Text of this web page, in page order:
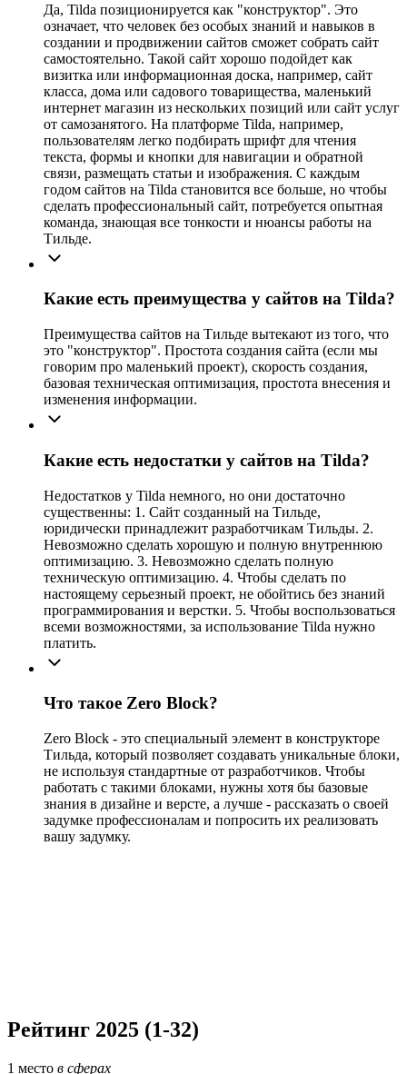
Да, Tilda позиционируется как "конструктор". Это
означает, что человек без особых знаний и навыков в
создании и продвижении сайтов сможет собрать сайт
самостоятельно. Такой сайт хорошо подойдет как
визитка или информационная доска, например, сайт
класса, дома или садового товарищества, маленький
интернет магазин из нескольких позиций или сайт услуг
от самозанятого. На платформе Tilda, например,
пользователям легко подбирать шрифт для чтения
текста, формы и кнопки для навигации и обратной
связи, размещать статьи и изображения. С каждым
годом сайтов на Tilda становится все больше, но чтобы
сделать профессиональный сайт, потребуется опытная
команда, знающая все тонкости и нюансы работы на
Тильде.
Какие есть преимущества у сайтов на Tilda?
Преимущества сайтов на Тильде вытекают из того, что
это "конструктор". Простота создания сайта (если мы
говорим про маленький проект), скорость создания,
базовая техническая оптимизация, простота внесения и
изменения информации.
Какие есть недостатки у сайтов на Tilda?
Недостатков у Tilda немного, но они достаточно
существенны: 1. Сайт созданный на Тильде,
юридически принадлежит разработчикам Тильды. 2.
Невозможно сделать хорошую и полную внутреннюю
оптимизацию. 3. Невозможно сделать полную
техническую оптимизацию. 4. Чтобы сделать по
настоящему серьезный проект, не обойтись без знаний
программирования и верстки. 5. Чтобы воспользоваться
всеми возможностями, за использование Tilda нужно
платить.
Что такое Zero Block?
Zero Block - это специальный элемент в конструкторе
Тильда, который позволяет создавать уникальные блоки,
не используя стандартные от разработчиков. Чтобы
работать с такими блоками, нужны хотя бы базовые
знания в дизайне и версте, а лучше - рассказать о своей
задумке профессионалам и попросить их реализовать
вашу задумку.
Рейтинг 2025 (1-32)
1 место в сферах